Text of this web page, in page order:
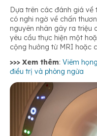
Dựa trên các đánh giá về
có nghi ngờ về chấn
nguyên nhân gây ra triệu
yêu cầu thực hiện một
cộng hưởng từ MRI hoặc
>>> Xem thêm: Viêm
điều trị và phòng ngừa